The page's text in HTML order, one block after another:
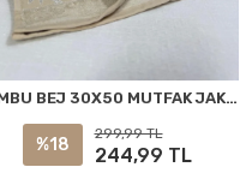
BAMBU BEJ 30X50 MUTFAK JAKARLI MUTFAK HAVLUSU NURPAK
%18
299,99 TL
244,99 TL